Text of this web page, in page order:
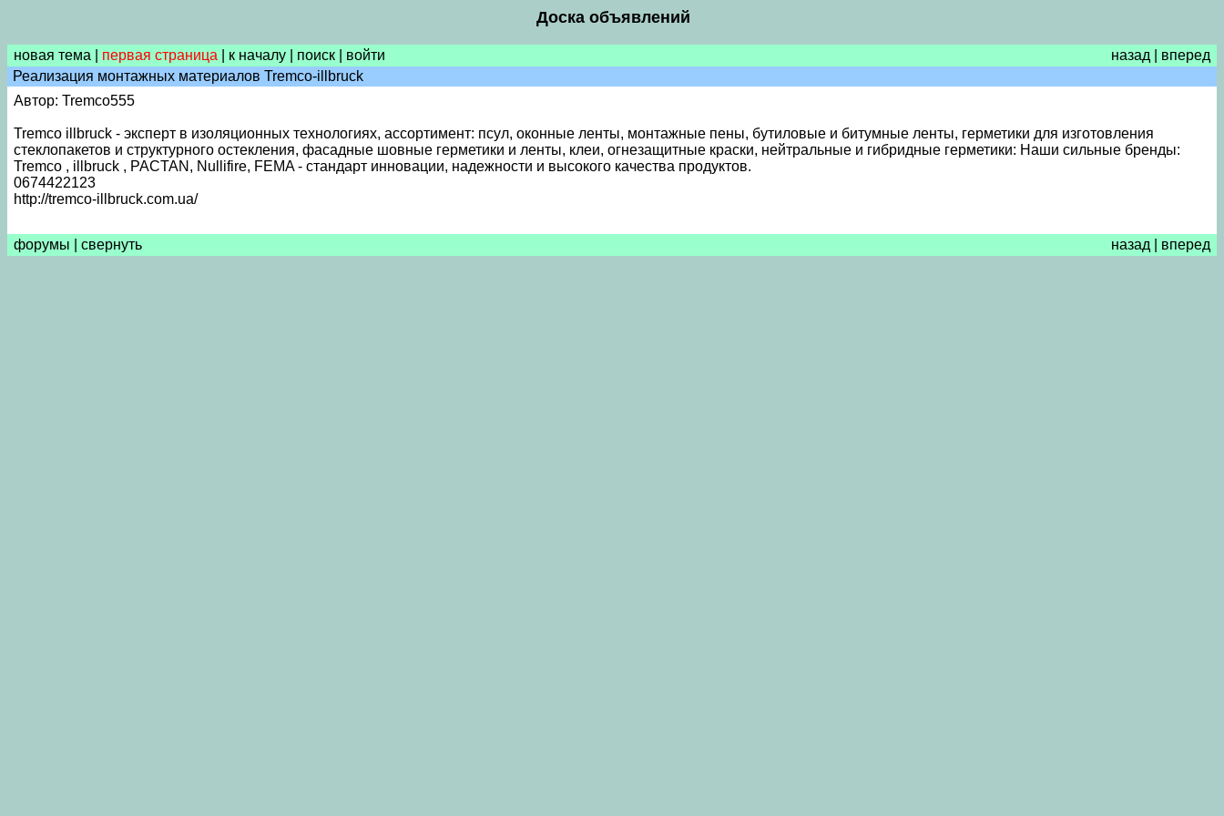
Доска объявлений
новая тема первая страница к началу поиск войти назад
вперед
Реализация монтажных материалов Tremco-illbruck
Автор: Tremco555
Tremco illbruck - эксперт в изоляционных технологиях, ассортимент: псул, оконные ленты, монтажные пены, бутиловые и битумные ленты, герметики для изготовления
стеклопакетов и структурного остекления, фасадные шовные герметики и ленты, клеи, огнезащитные краски, нейтральные и гибридные герметики: Наши сильные бренды:
Tremco , illbruck , PACTAN, Nullifire, FEMA - стандарт инновации, надежности и высокого качества продуктов.
0674422123
http://tremco-illbruck.com.ua/
форумы свернуть назад вперед